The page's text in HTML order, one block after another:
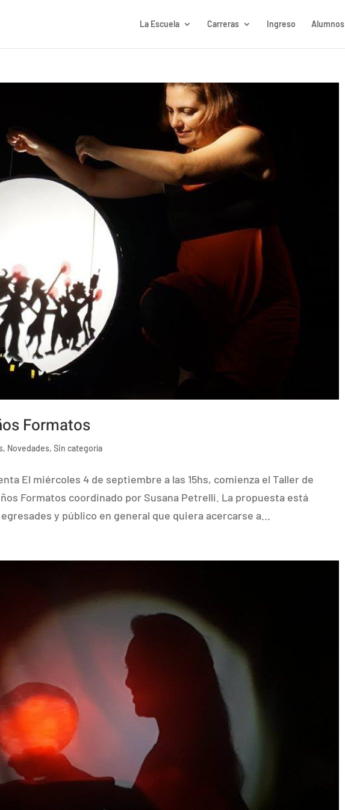
La Escuela Carreras Ingreso Alumnos
Formatos
, Novedades,Sin categoría
El miércoles 4 de septiembre a las 15hs, comienza el Taller de
Formatos coordinado por Susana Petrelli. La propuesta está
y público en general que quiera acercarse a...